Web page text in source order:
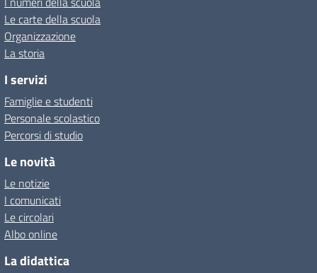
Le carte della scuola
Organizzazione
La storia
I servizi
Famiglie e studenti
Personale scolastico
Percorsi di studio
Le novità
Le notizie
I comunicati
Le circolari
Albo online
La didattica